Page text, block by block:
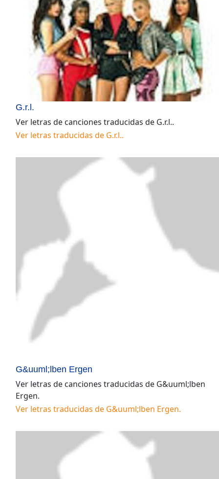
G.r.l.
Ver letras de canciones traducidas de G.r.l..
Ver letras traducidas de G.r.l..
G&uuml;lben Ergen
Ver letras de canciones traducidas de G&uuml;lben
Ergen.
Ver letras traducidas de G&uuml;lben Ergen.